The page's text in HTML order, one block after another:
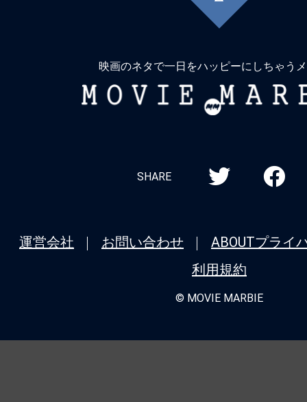
に
映画のネタで一日をハッピーにしちゃう
MOVIE
SHARE
運営会社 お問い合わせ ABOUTプライ
利用規約
© MOVIE MARBIE